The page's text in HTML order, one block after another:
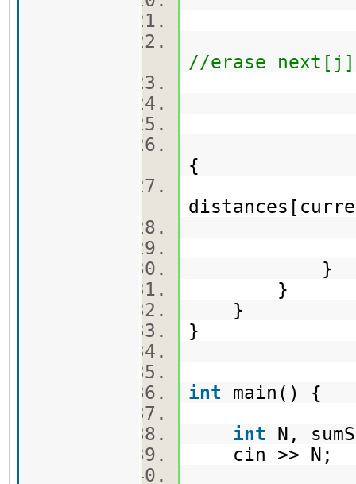
//erase next[j]
{
}
}
}
}
int main() {
int N,
cin >> N;